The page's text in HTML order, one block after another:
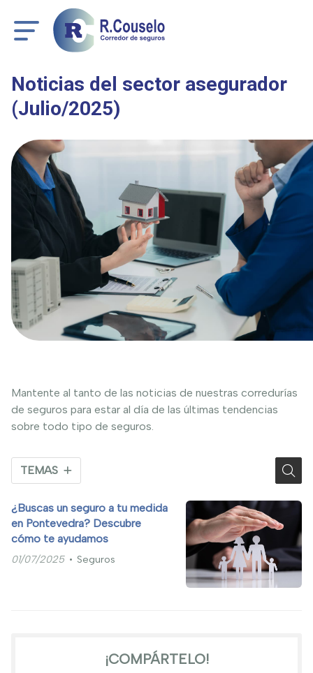
Noticias del sector asegurador
(Julio/2025)
Mantente al tanto de las noticias de nuestras corredurías
de seguros para estar al día de las últimas tendencias
sobre todo tipo de seguros.
TEMAS
¿Buscas un seguro a tu medida
en Pontevedra? Descubre
cómo te ayudamos
01/07/2025 Seguros
¡COMPÁRTELO!